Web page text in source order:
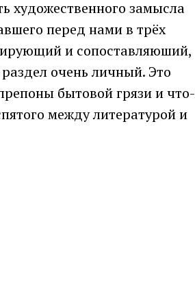
художественного замысла
перед нами в трёх
и сопоставляюший,
очень личный. Это
бытовой грязи и
между литературой и